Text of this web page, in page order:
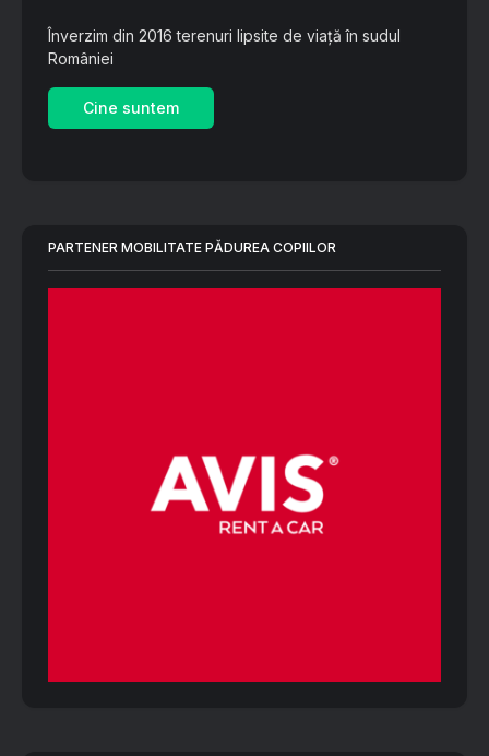
Înverzim din 2016 terenuri lipsite de viață în sudul
României
Cine suntem
PARTENER MOBILITATE PĂDUREA COPIILOR